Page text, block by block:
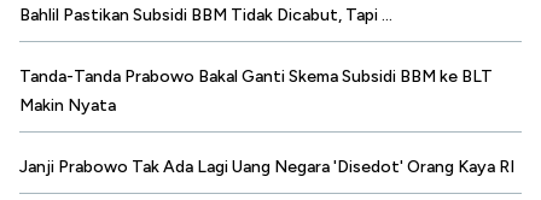
Bahlil Pastikan Subsidi BBM Tidak Dicabut, Tapi ...
Tanda-Tanda Prabowo Bakal Ganti Skema Subsidi BBM ke BLT
Makin Nyata
Janji Prabowo Tak Ada Lagi Uang Negara 'Disedot' Orang Kaya RI